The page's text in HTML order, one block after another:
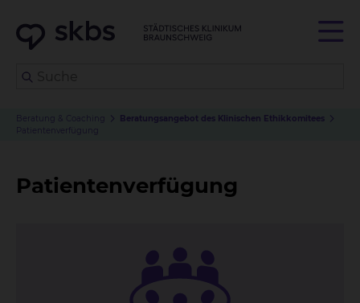
Beratung & Coaching
Beratungsangebot des Klinischen Ethikkomitees
Patientenverfügung
Patientenverfügung